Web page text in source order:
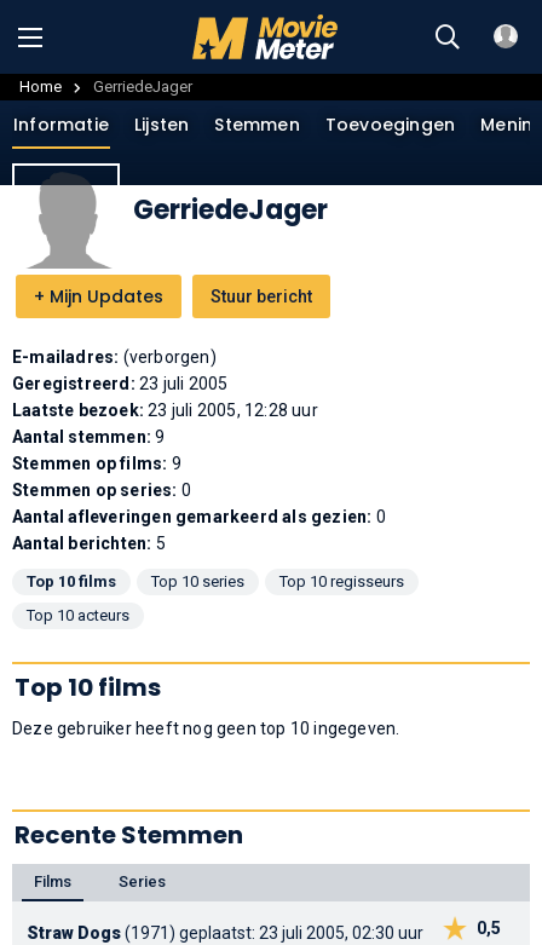
Home GerriedeJager
+ Mijn Updates Stuur bericht
Informatie Lijsten Stemmen Toevoegingen
GerriedeJager
E-mailadres: (verborgen)
Geregistreerd: 23 juli 2005
Laatste bezoek:23 juli 2005, 12:28 uur
Aantal stemmen:9
Stemmen op films: 9
Stemmen op series: 0
Aantal afleveringen gemarkeerd als gezien: 0
Aantal berichten: 5
Top 10 films Top 10 series
Top 10 regisseurs
Top 10 acteurs
Top 10 films
Deze gebruiker heeft nog geen top 10 ingegeven.
Recente Stemmen
Films Series
0,5
Straw Dogs(1971) geplaatst: 23 juli 2005, 02:30 uur